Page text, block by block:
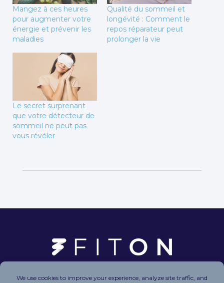
Mangez à ces heures
pour augmenter votre
énergie et prévenir les
maladies
Qualité du sommeil et
longévité : Comment le
repos réparateur peut
prolonger la vie
Le secret surprenant
que votre détecteur de
sommeil ne peut pas
vous révéler